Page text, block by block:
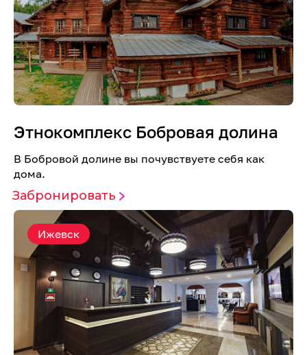
Этнокомплекс Бобровая долина
В Бобровой долине вы почувствуете себя как
дома.
Забронировать
Ижевск